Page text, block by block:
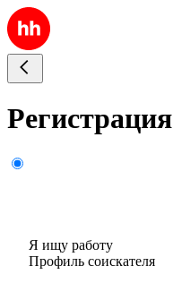
Регистрация
Я ищу работу
Профиль соискателя